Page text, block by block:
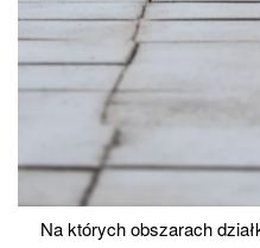
Na których obszarach